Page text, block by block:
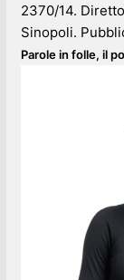
2370/14.
Sinopoli.
Parole in folle, il